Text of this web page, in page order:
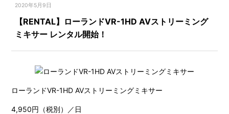
2020年5月9日
【RENTAL】ローランドVR-1HD AVストリーミング
ミキサー レンタル開始！
ローランドVR-1HD AVストリーミングミキサー
4,950円（税別）／日